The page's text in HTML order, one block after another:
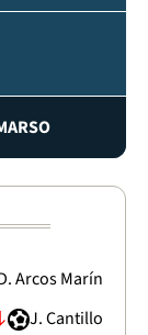
Arcos Marín
J. Cantillo